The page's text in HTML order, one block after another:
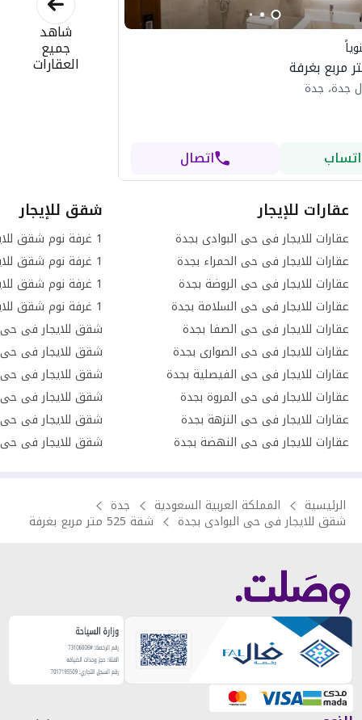
جدة، جدة
اتصال
شاهد
جميع
العقارات
عقارات للإيجار
عقارات للايجار فى حى البوادى بجدة
عقارات للايجار فى حى الحمراء بجدة
عقارات للايجار فى حى الروضة بجدة
عقارات للايجار فى حى السلامة بجدة
عقارات للايجار فى حى الصفا بجدة
عقارات للايجار فى حى الصوارى بجدة
عقارات للايجار فى حى الفيصلية بجدة
عقارات للايجار فى حى المروة بجدة
عقارات للايجار فى حى النزهة بجدة
عقارات للايجار فى حى النهضة بجدة
شقق للإيجار
شقق للايجار فى حى
شقق للايجار فى حى
شقق للايجار فى
شقق للايجار فى
شقق للايجار فى حى
شقق للايجار فى حى
الرئيسية المملكة العربية السعودية جدة
شقق للايجار فى حى البوادى بجدة شقة 525 متر مربع بغرفة